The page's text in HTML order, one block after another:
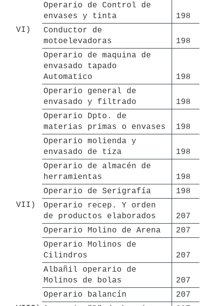
Operario de Control de
envases y tinta
198
VI)
Conductor de
motoelevadoras
198
Operario de maquina de
envasado tapado
Automatico
198
Operario general de
envasado y filtrado
198
Operario Dpto. de
materias primas o envases
198
Operario molienda y
envasado de tiza
198
Operario de almacén de
herramientas
198
Operario de Serigrafía
198
VII)
Operario recep. Y orden
de productos elaborados
207
Operario Molino de Arena
207
Operario Molinos de
Cilindros
207
Albañil operario de
Molinos de bolas
207
Operario balancín
207